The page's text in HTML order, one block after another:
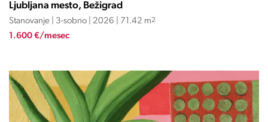
Ljubljana mesto, Bežigrad
Stanovanje | 3-sobno | 2026 | 71.42 m2
1.600 €/mesec